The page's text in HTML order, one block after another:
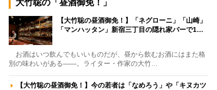
大竹聡の「昼酒御免！」
【大竹聡の昼酒御免！】「ネグローニ」「山崎」
「マンハッタン」新宿三丁目の隠れ家バーで1…
お酒はいつ飲んでもいいものだが、昼から飲むお酒にはまた格
別の味わいがある――。ライター・作家の大竹…
【大竹聡の昼酒御免！】今の若者は「なめろう」や「キヌカツ